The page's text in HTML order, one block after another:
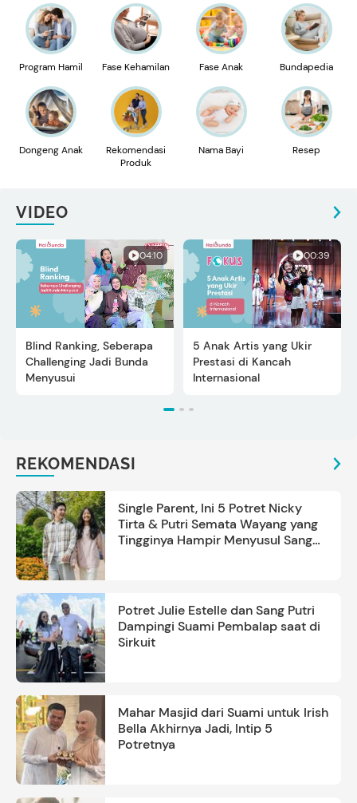
Program Hamil Fase Kehamilan Fase Anak Bundapedia
Dongeng Anak
Rekomendasi
Produk
Nama Bayi Resep
VIDEO
04:10
Blind Ranking, Seberapa
Challenging Jadi Bunda
Menyusui
00:39
5 Anak Artis yang Ukir
Prestasi di Kancah
Internasional
REKOMENDASI
Single Parent, Ini 5 Potret Nicky
Tirta & Putri Semata Wayang yang
Tingginya Hampir Menyusul Sang
Potret Julie Estelle dan Sang Putri
Dampingi Suami Pembalap saat di
Sirkuit
Mahar Masjid dari Suami untuk Irish
Bella Akhirnya Jadi, Intip 5
Potretnya